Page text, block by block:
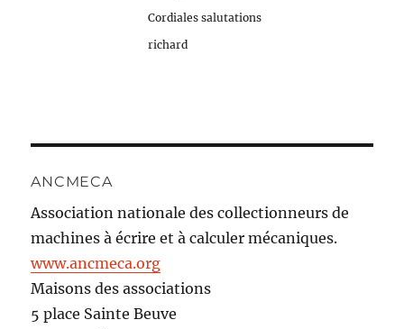
Cordiales salutations
richard
ANCMECA
Association nationale des collectionneurs de
machines à écrire et à calculer mécaniques.
www.ancmeca.org
Maisons des associations
5 place Sainte Beuve